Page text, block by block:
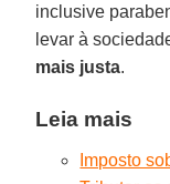
inclusive
levar à
mais justa.
Leia mais
Imposto